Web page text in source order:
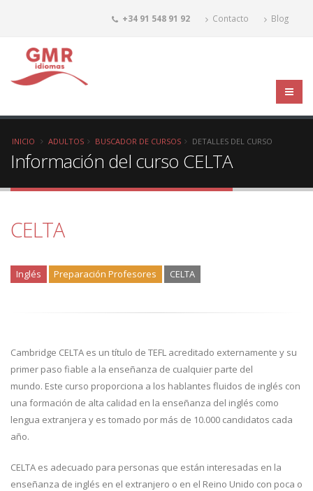
+34 91 548 91 92 Contacto Blog
INICIO ADULTOS BUSCADOR DE CURSOS DETALLES DEL CURSO
Información del curso CELTA
CELTA
Inglés Preparación Profesores CELTA
Cambridge CELTA es un título de TEFL acreditado externamente y su
primer paso fiable a la enseñanza de cualquier parte del
mundo. Este curso proporciona a los hablantes fluidos de inglés con
una formación de alta calidad en la enseñanza del inglés como
lengua extranjera y es tomado por más de 10.000 candidatos cada
año.
CELTA es adecuado para personas que están interesadas en la
enseñanza de inglés en el extranjero o en el Reino Unido con poca o